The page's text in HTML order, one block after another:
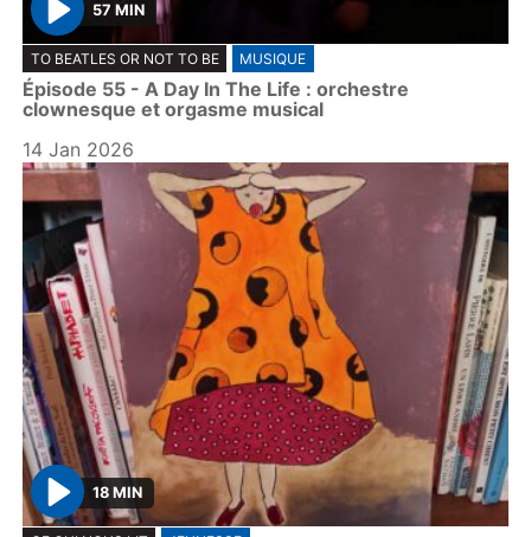
P
l
a
y
57 MIN
TO BEATLES OR NOT TO BE MUSIQUE
Épisode 55 - A Day In The Life : orchestre
clownesque et orgasme musical
14 Jan 2026
P
18 MIN